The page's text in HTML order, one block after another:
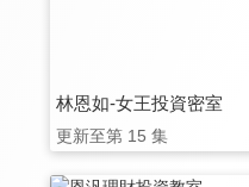
林恩如-女王投資密室
更新至第 15 集